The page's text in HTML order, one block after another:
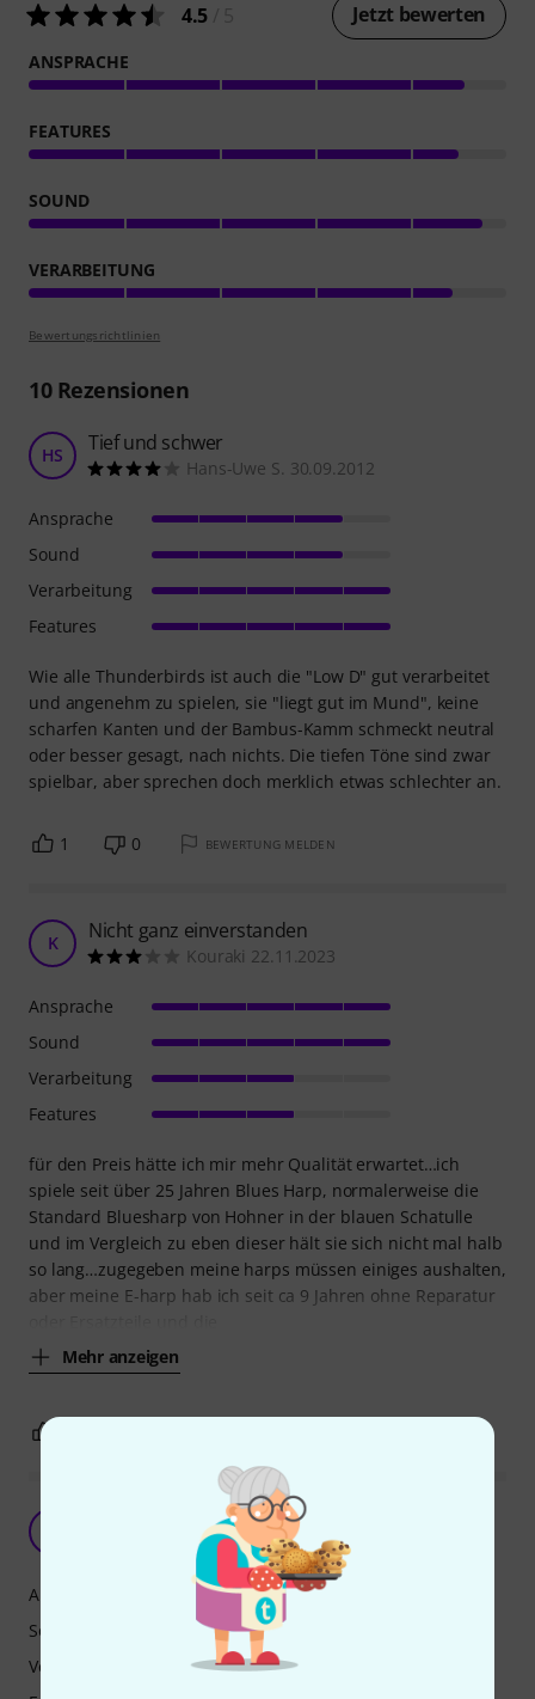
4.5 Jetzt bewerten
ANSPRACHE
FEATURES
SOUND
VERARBEITUNG
Bewertungsrichtlinien
10Rezensionen
HS Tief und schwer
Hans-Uwe S. 30.09.2012
Wie alle Thunderbirds ist auch die "Low D" gut verarbeitet
und angenehm zu spielen, sie "liegt gut im Mund", keine
scharfen Kanten und der Bambus-Kamm schmeckt neutral
oder besser gesagt, nach nichts. Die tiefen Töne sind zwar
spielbar, aber sprechen doch merklich etwas schlechter an.
Ansprache
Sound
Verarbeitung
Features
1 0 BEWERTUNG MELDEN
K Nicht ganz einverstanden
Kouraki 22.11.2023
für den Preis hätte ich mir mehr Qualität erwartet…ich
spiele seit über 25 Jahren Blues Harp, normalerweise die
Standard Bluesharp von Hohner in der blauen Schatulle
und im Vergleich zu eben dieser hält sie sich nicht mal halb
so lang…zugegeben meine harps müssen einiges aushalten,
aber meine E-harp hab ich seit ca 9 Jahren ohne Reparatur
Mehr anzeigen
Ansprache
Sound
Verarbeitung
Features
Anonym 05.08.2014
Ansprache
Sound
Verarbeitung